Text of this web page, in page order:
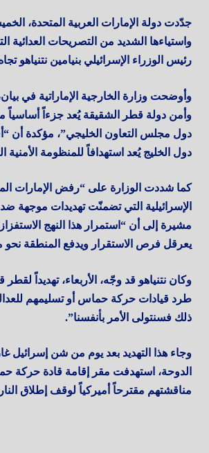
جدّدت دولة الإمارات العربية المتحدة،
واستياءها الشديد من التصريحات
رئيس الوزراء الإسرائيلي بنيامين نتنياهو
وأوضحت وزارة الخارجية الإماراتية في
وأمن دولة قطر الشقيقة يُعد جزءاً أساسياً
دول مجلس التعاون الخليجي”، مؤكدة أن
دول الخليج يُعد استهدافاً للمنظومة الأمنية
كما شددت الوزارة على “رفض الإمارات
الإسرائيلية التي تضمنّت تهديدات موجهة
مشيرة إلى أن “استمرار هذا النهج
يعرقل فرص الاستقرار ويدفع المنطقة
وكان نتنياهو قد وجّه، الأربعاء، تهديداً لقطر
طرد قيادات حركة حماس أو تسليمهم
ذلك فسنتولى الأمر بأنفسنا”.
وجاء هذا التهديد بعد يوم من شن إسرائيل
الدوحة، استهدفت مقر إقامة قادة حركة
مناقشتهم مقترحاً أميركياً لوقف إطلاق